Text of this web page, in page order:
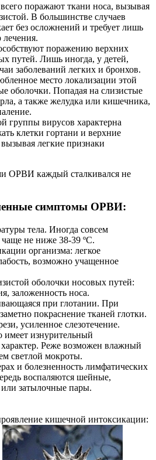
поражают ткани носа, вызывая
В большинстве случаев
без осложнений и требует лишь
лечения.
поражению верхних
путей. Лишь иногда, у детей,
заболеваний легких и бронхов.
место локализации этой
оболочки. Попадая на слизистые
а также желудка или кишечника,
группы вирусов характерна
клетки гортани и верхние
легкие признаки
ОРВИ каждый сталкивался не
симптомы ОРВИ:
тела. Иногда совсем
чаще не ниже 38-39 ºС.
организма: легкое
возможно учащенное
оболочки носовых путей:
заложенность носа.
при глотании. При
покраснение тканей глотки.
усиленное слезотечение.
имеет изнурительный
Реже возможен влажный
светлой мокроты.
и болезненность лимфатических
воспаляются шейные,
затылочные пары.
кишечной интоксикации: